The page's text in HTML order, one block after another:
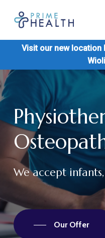
main
Visit our new location
We accept infants,
Our Offer